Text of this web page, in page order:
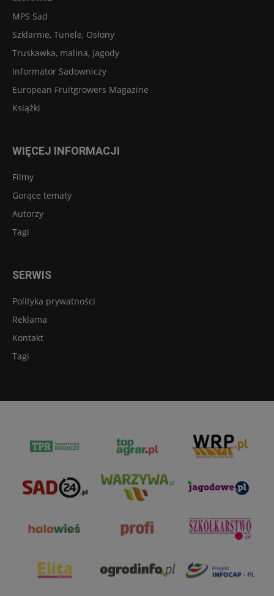
MPS Sad
Szklarnie, Tunele, Osłony
Truskawka, malina, jagody
Informator Sadowniczy
European Fruitgrowers Magazine
Książki
WIĘCEJ INFORMACJI
Filmy
Gorące tematy
Autorzy
Tagi
SERWIS
Polityka prywatności
Reklama
Kontakt
Tagi